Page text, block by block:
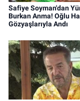
Safiye Soyman'dan
Burkan Anma! Oğlu
Gözyaşlarıyla Andı